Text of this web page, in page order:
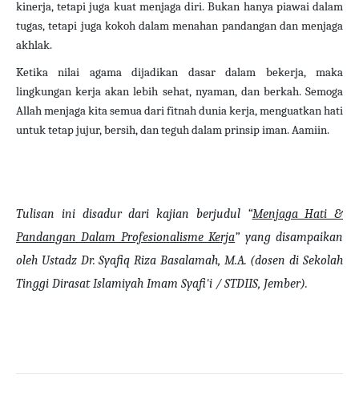
kinerja, tetapi juga kuat menjaga diri. Bukan hanya piawai dalam
tugas, tetapi juga kokoh dalam menahan pandangan dan menjaga
akhlak.
Ketika nilai agama dijadikan dasar dalam bekerja, maka
lingkungan kerja akan lebih sehat, nyaman, dan berkah. Semoga
Allah menjaga kita semua dari fitnah dunia kerja, menguatkan hati
untuk tetap jujur, bersih, dan teguh dalam prinsip iman. Aamiin.
Tulisan ini disadur dari kajian berjudul “Menjaga Hati &
Pandangan Dalam Profesionalisme Kerja” yang disampaikan
oleh Ustadz Dr. Syafiq Riza Basalamah, M.A. (dosen di Sekolah
Tinggi Dirasat Islamiyah Imam Syafi'i / STDIIS, Jember).